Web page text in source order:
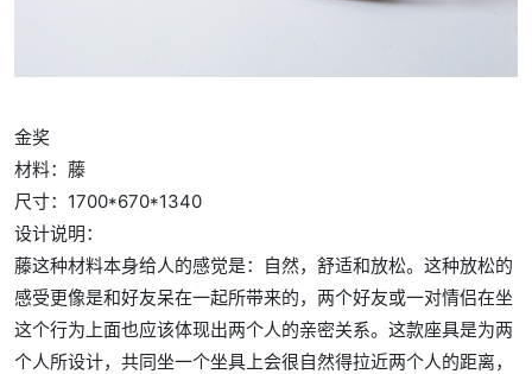
金奖
材料：藤
尺寸：1700*670*1340
设计说明：
藤这种材料本身给人的感觉是：自然，舒适和放松。这种放松的
感受更像是和好友呆在一起所带来的，两个好友或一对情侣在坐
这个行为上面也应该体现出两个人的亲密关系。这款座具是为两
个人所设计，共同坐一个坐具上会很自然得拉近两个人的距离，